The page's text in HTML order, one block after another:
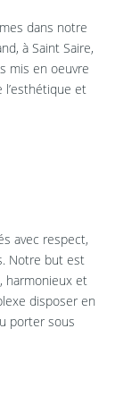
dans notre
à Saint Saire,
mis en oeuvre
l’esthétique et
avec respect,
Notre but est
harmonieux et
disposer en
porter sous